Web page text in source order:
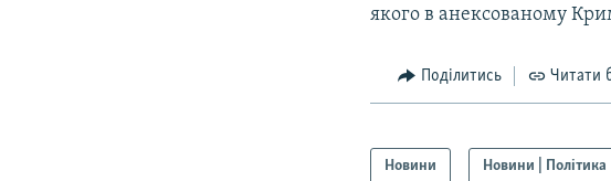
якого в анексованому
Поділитись Читати
Новини Новини | Політика